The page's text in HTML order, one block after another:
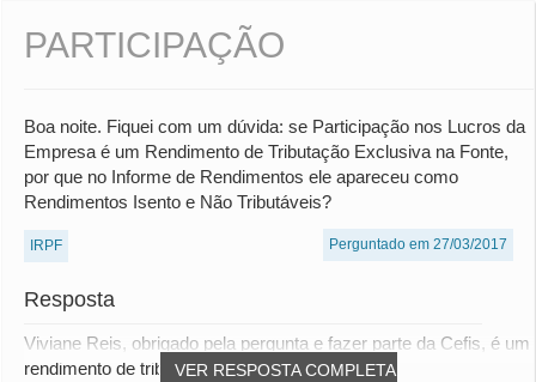
PARTICIPAÇÃO
Boa noite. Fiquei com um dúvida: se Participação nos Lucros da
Empresa é um Rendimento de Tributação Exclusiva na Fonte,
por que no Informe de Rendimentos ele apareceu como
Rendimentos Isento e Não Tributáveis?
IRPF Perguntado em 27/03/2017
Resposta
VER RESPOSTA COMPLETA
Viviane Reis, obrigado pela pergunta e fazer parte da Cefis, é um
rendimento de tributação exclusiva...